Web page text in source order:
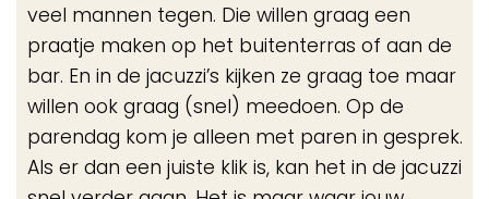
veel mannen tegen. Die willen graag een
praatje maken op het buitenterras of aan de
bar. En in de jacuzzi’s kijken ze graag toe maar
willen ook graag (snel) meedoen. Op de
parendag kom je alleen met paren in gesprek.
Als er dan een juiste klik is, kan het in de jacuzzi